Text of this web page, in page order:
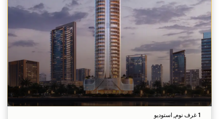
1 غرف نوم, استوديو